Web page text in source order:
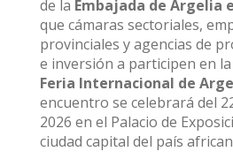
de la Embajada de Argelia
que cámaras sectoriales,
provinciales y agencias de
e inversión a participen en la
Feria Internacional de
encuentro se celebrará del
2026 en el Palacio de
ciudad capital del país